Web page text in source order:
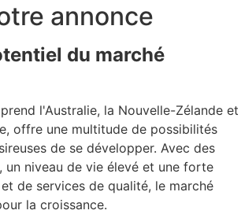
annonce
du marché
l'Australie, la Nouvelle-Zélande et
offre une multitude de possibilités
de se développer. Avec des
un niveau de vie élevé et une forte
de services de qualité, le marché
la croissance.